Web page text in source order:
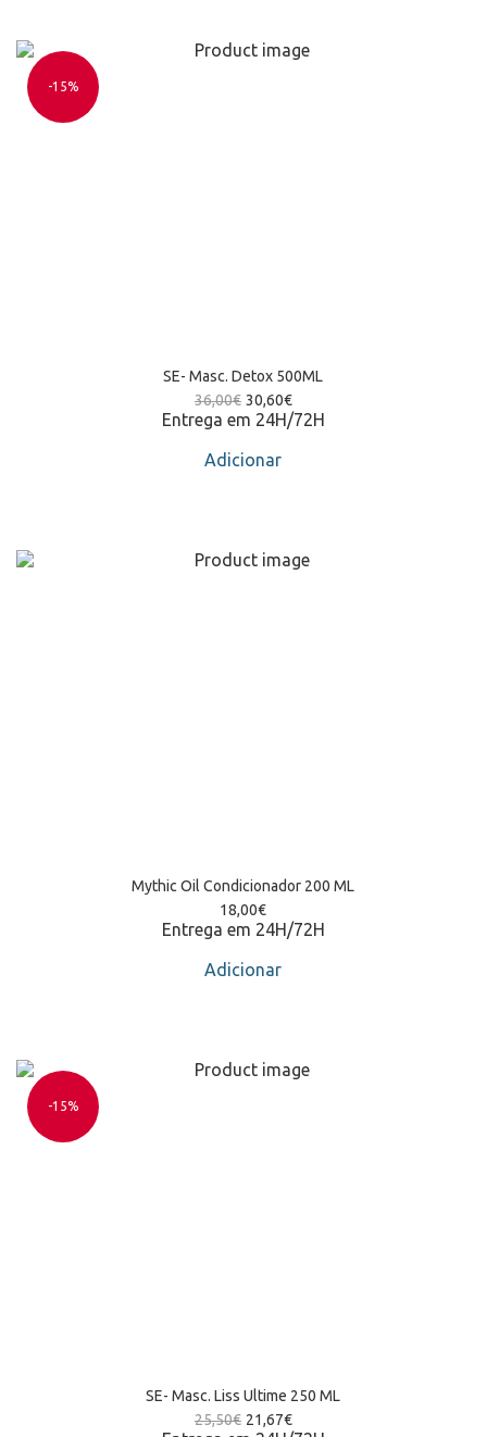
-15%
SE- Masc. Detox 500ML
36,00€ 30,60€
Entrega em 24H/72H
Adicionar
Mythic Oil Condicionador 200 ML
18,00€
Entrega em 24H/72H
Adicionar
-15%
SE- Masc. Liss Ultime 250 ML
25,50€ 21,67€